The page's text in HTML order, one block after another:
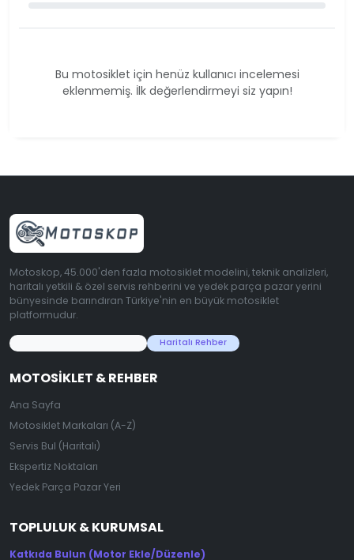
Bu motosiklet için henüz kullanıcı incelemesi
eklenmemiş. İlk değerlendirmeyi siz yapın!
Motoskop, 45.000'den fazla motosiklet modelini, teknik analizleri,
haritalı yetkili & özel servis rehberini ve yedek parça pazar yerini
bünyesinde barındıran Türkiye'nin en büyük motosiklet
platformudur.
Haritalı Rehber
MOTOSIKLET & REHBER
Ana Sayfa
Motosiklet Markaları (A-Z)
Servis Bul (Haritalı)
Ekspertiz Noktaları
Yedek Parça Pazar Yeri
TOPLULUK & KURUMSAL
Katkıda Bulun (Motor Ekle/Düzenle)